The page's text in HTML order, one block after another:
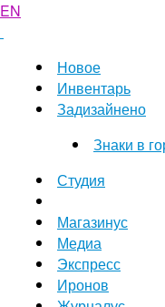
EN
Новое
Инвентарь
Задизайнено
Знаки в
Студия
Магазинус
Медиа
Экспресс
Иронов